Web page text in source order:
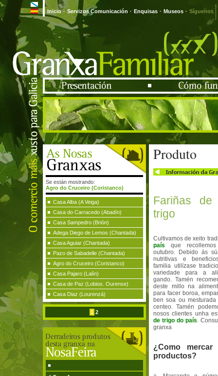
Inicio · Servizos Comunicación · Enquisas · Museos · Síguenos
Se están mostrando:
Agro do Cruceiro (Coristanco)
Casa Alba (A Veiga)
Casa do Carracedo (Abadín)
Casa Sampedro (Brión)
Adega Diego de Lemos (Chantada)
Casa Aguiar (Chantada)
Pazo de Sabadelle (Chantada)
Agro do Cruceiro (Coristanco)
Casa Pajaro (Lalín)
Casa de Paz (Lobios. Ourense)
Casa Diaz (Lourenzá)
1 2
Produto
Fariñas
trigo
Cultivamos de xeito
país que
outubro. Debido ás
nutritivas e
familia utilízase
variedade para a
gando. Tamén
deste millo na
para facer boroa,
ben soa ou
centeo. Tamén
nosos clientes unha
de trigo do país.
granxa
¿Como
productos?